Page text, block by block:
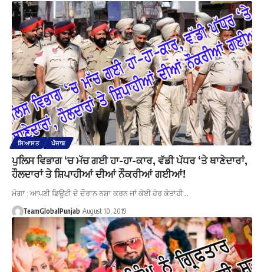
ਸਿਆਸਤ ਪੰਜਾਬ
ਪੁਲਿਸ ਵਿਭਾਗ ‘ਚ ਮੱਚ ਗਈ ਹਾ-ਹਾ-ਕਾਰ, ਵੱਡੀ ਪੱਧਰ ‘ਤੇ ਥਾਣੇਦਾਰਾਂ,
ਹੌਲਦਾਰਾਂ ਤੇ ਸ਼ਿਪਾਹੀਆਂ ਦੀਆਂ ਨੌਕਰੀਆਂ ਗਈਆਂ!
ਮੋਗਾ : ਆਪਣੀ ਡਿਊਟੀ ਦੇ ਦੌਰਾਨ ਨਸ਼ਾ ਕਰਨ ਜਾਂ ਕੋਈ ਹੋਰ ਕੋਤਾਹੀ…
TeamGlobalPunjab August 10, 2019